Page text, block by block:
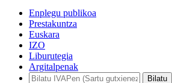
Enplegu publikoa
Prestakuntza
Euskara
IZO
Liburutegia
Argitalpenak